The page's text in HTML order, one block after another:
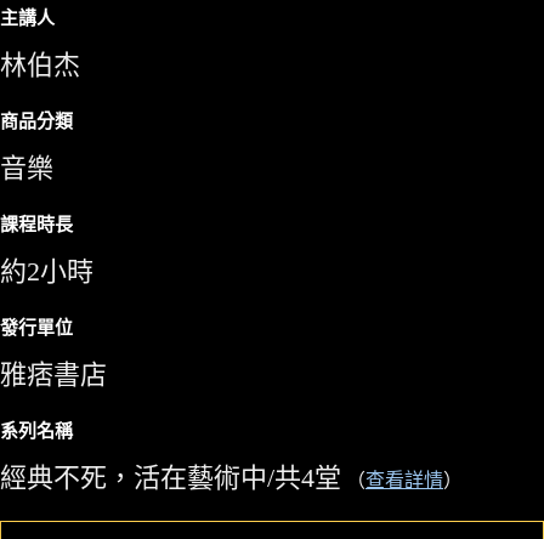
主講人
林伯杰
商品分類
音樂
課程時長
約2小時
發行單位
雅痞書店
系列名稱
經典不死，活在藝術中/共4堂 （查看詳情）